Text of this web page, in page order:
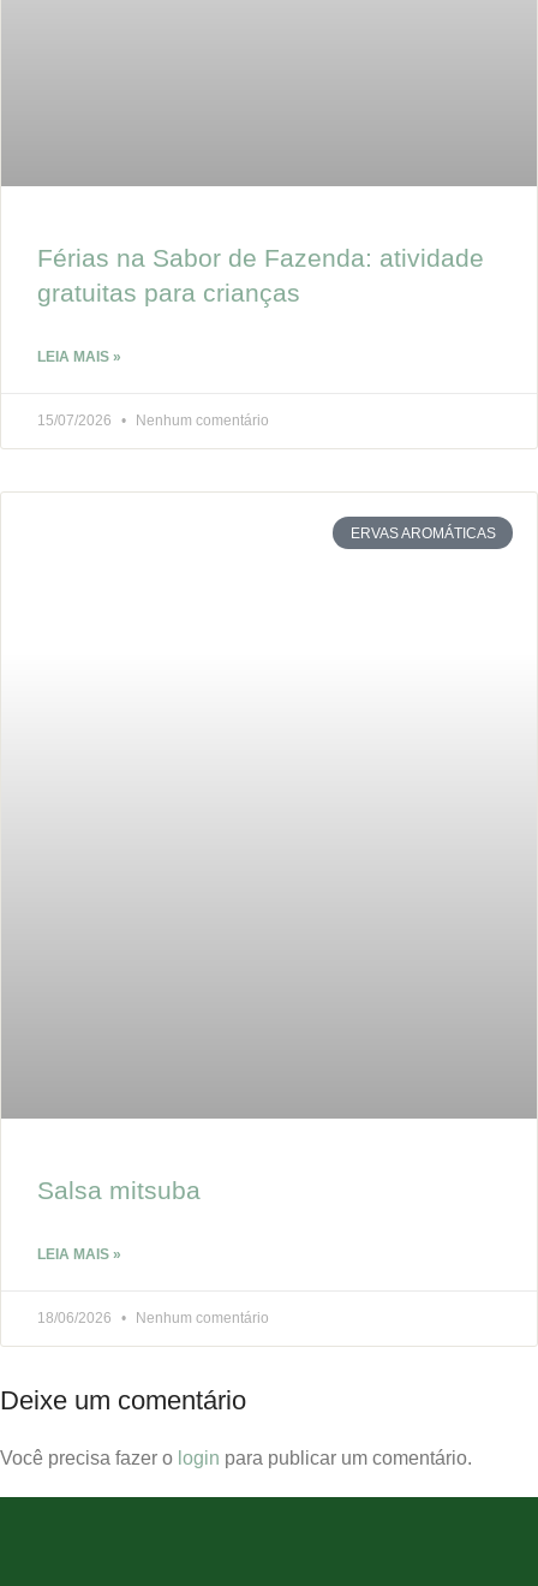
Férias na Sabor de Fazenda: atividade
gratuitas para crianças
LEIA MAIS »
15/07/2026 Nenhum comentário
ERVAS AROMÁTICAS
Salsa mitsuba
LEIA MAIS »
18/06/2026 Nenhum comentário
Deixe um comentário
Você precisa fazer o login para publicar um comentário.